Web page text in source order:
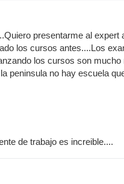
presentarme al expert
los cursos antes....Los
los cursos son mucho
peninsula no hay escuela
de trabajo es increible....